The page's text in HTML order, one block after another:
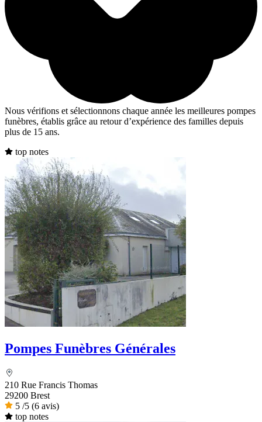
Nous vérifions et sélectionnons chaque année les meilleures pompes
funèbres, établis grâce au retour d’expérience des familles depuis
plus de 15 ans.
top notes
Pompes Funèbres Générales
210 Rue Francis Thomas
29200 Brest
5 /5 (6 avis)
top notes